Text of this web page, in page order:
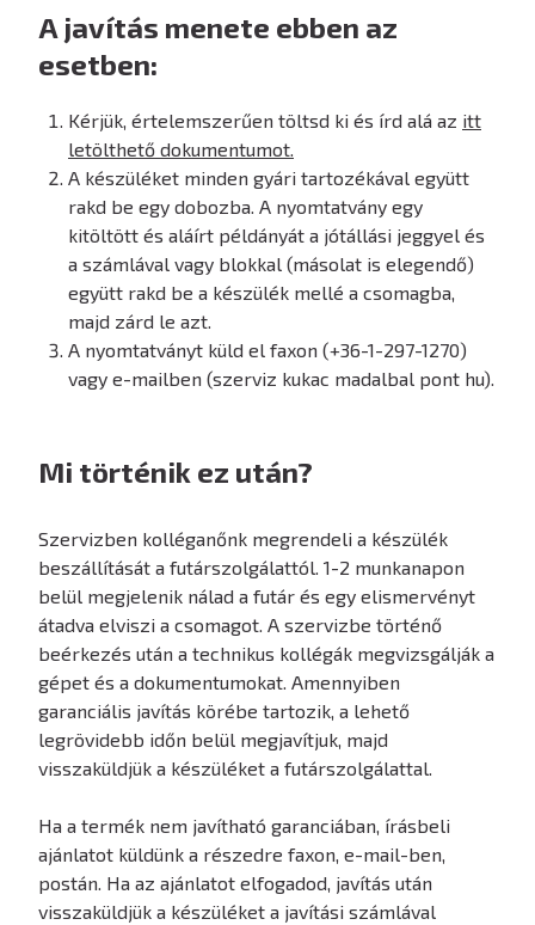
A javítás menete ebben az
esetben:
Kérjük, értelemszerűen töltsd ki és írd alá az itt
letölthető dokumentumot.
A készüléket minden gyári tartozékával együtt
rakd be egy dobozba. A nyomtatvány egy
kitöltött és aláírt példányát a jótállási jeggyel és
a számlával vagy blokkal (másolat is elegendő)
együtt rakd be a készülék mellé a csomagba,
majd zárd le azt.
A nyomtatványt küld el faxon (+36-1-297-1270)
vagy e-mailben (szerviz kukac madalbal pont hu).
Mi történik ez után?
Szervizben kolléganőnk megrendeli a készülék
beszállítását a futárszolgálattól. 1-2 munkanapon
belül megjelenik nálad a futár és egy elismervényt
átadva elviszi a csomagot. A szervizbe történő
beérkezés után a technikus kollégák megvizsgálják a
gépet és a dokumentumokat. Amennyiben
garanciális javítás körébe tartozik, a lehető
legrövidebb időn belül megjavítjuk, majd
visszaküldjük a készüléket a futárszolgálattal.
Ha a termék nem javítható garanciában, írásbeli
ajánlatot küldünk a részedre faxon, e-mail-ben,
postán. Ha az ajánlatot elfogadod, javítás után
visszaküldjük a készüléket a javítási számlával